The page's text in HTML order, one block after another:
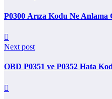
P0300 Arıza Kodu Ne Anlama
Next post
OBD P0351 ve P0352 Hata